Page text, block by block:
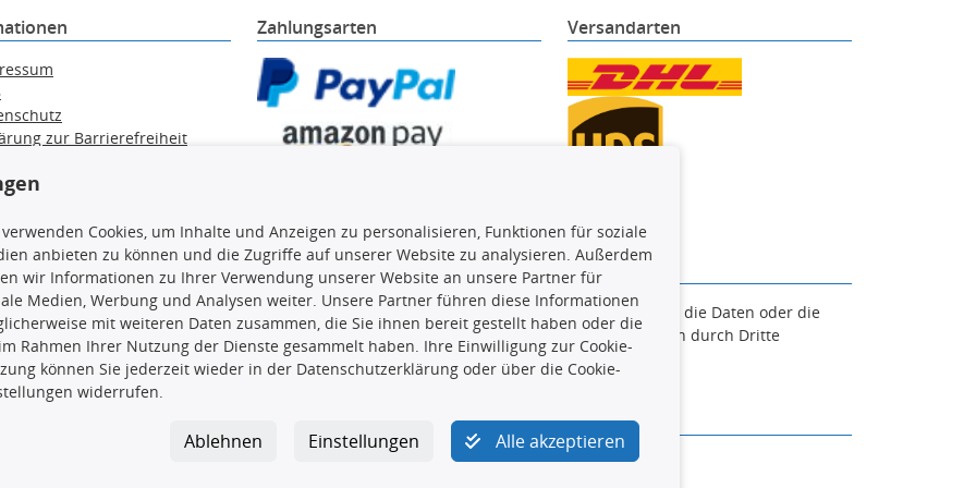
zur Barrierefreiheit
Zahlungsarten Versandarten
insbesondere die gesamte Datenbank, dürfen nicht kopiert werden. Es ist zu unterlassen, die Daten oder die
vorherige Zustimmung TecDocs zu vervielfältigen, zu verbreiten und/oder diese Handlungen durch Dritte
stellt eine Urheberrechtsverletzung dar und wird verfolgt.
kundenservice@4yourcar.de
Cookies, um Inhalte und Anzeigen zu personalisieren, Funktionen für soziale
anbieten zu können und die Zugriffe auf unserer Website zu analysieren. Außerdem
wir Informationen zu Ihrer Verwendung unserer Website an unsere Partner für
Medien, Werbung und Analysen weiter. Unsere Partner führen diese Informationen
mit weiteren Daten zusammen, die Sie ihnen bereit gestellt haben oder die
Rahmen Ihrer Nutzung der Dienste gesammelt haben. Ihre Einwilligung zur Cookie-
können Sie jederzeit wieder in der Datenschutzerklärung oder über die Cookie-
widerrufen.
Alle akzeptieren
Einstellungen
Ablehnen